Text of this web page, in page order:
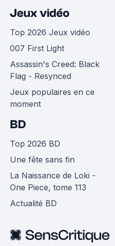
Jeux vidéo
Top 2026 Jeux vidéo
007 First Light
Assassin's Creed: Black
Flag - Resynced
Jeux populaires en ce
moment
BD
Top 2026 BD
Une fête sans fin
La Naissance de Loki -
One Piece, tome 113
Actualité BD